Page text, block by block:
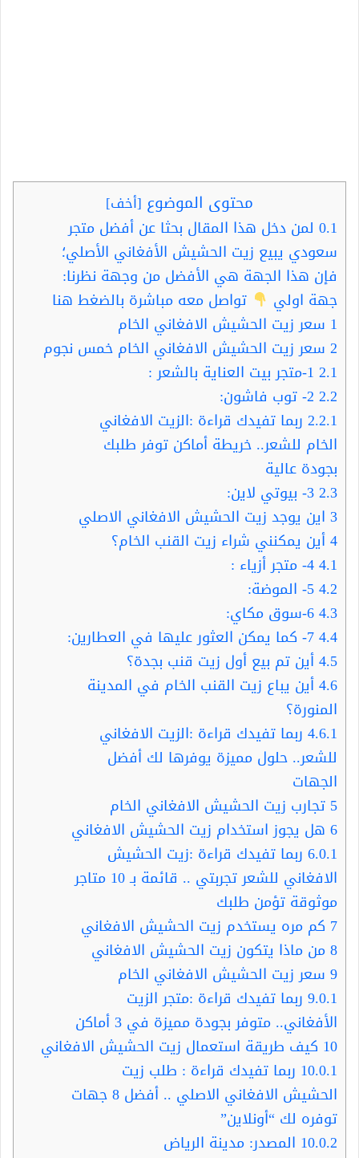
محتوى الموضوع [أخف]
0.1 لمن دخل هذا المقال بحثا عن أفضل متجر
سعودي يبيع زيت الحشيش الأفغاني الأصلي؛
فإن هذا الجهة هي الأفضل من وجهة نظرنا:
جهة اولي
تواصل معه مباشرة بالضغط هنا
1 سعر زيت الحشيش الافغاني الخام
2 سعر زيت الحشيش الافغاني الخام خمس نجوم
2.1
2.2
2.2.1 ربما تفيدك قراءة :الزيت الافغاني
الخام للشعر.. خريطة أماكن توفر طلبك
بجودة عالية
2.3
3 اين يوجد زيت الحشيش الافغاني الاصلي
4أين يمكنني شراء زيت القنب الخام؟
4.1
4.2
4.3
4.4
4.5أين تم بيع أول زيت قنب بجدة؟
4.6أين يباع زيت القنب الخام في المدينة
المنورة؟
4.6.1 ربما تفيدك قراءة :الزيت الافغاني
للشعر.. حلول مميزة يوفرها لك أفضل
الجهات
5 تجارب زيت الحشيش الافغاني الخام
6 هل يجوز استخدام زيت الحشيش الافغاني
6.0.1 ربما تفيدك قراءة :زيت الحشيش
الافغاني للشعر تجربتي .. قائمة بـ 10 متاجر
موثوقة تؤمن طلبك
7 كم مره يستخدم زيت الحشيش الافغاني
8من ماذا يتكون زيت الحشيش الافغاني
9 سعر زيت الحشيش الافغاني الخام
9.0.1 ربما تفيدك قراءة :متجر الزيت
الأفغاني.. متوفر بجودة مميزة في 3 أماكن
10 كيف طريقة استعمال زيت الحشيش الافغاني
10.0.1 ربما تفيدك قراءة : طلب زيت
الحشيش الافغاني الاصلي .. أفضل 8 جهات
توفره لك “أونلاين”
10.0.2 المصدر: مدينة الرياض